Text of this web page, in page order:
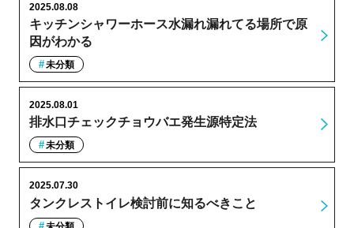
キッチンシャワーホース水漏れ漏れてる場所で原
因がわかる
2025.08.08
未分類
排水口チェックチョウバエ発生源特定法
2025.08.01
未分類
タンクレストイレ検討前に知るべきこと
2025.07.30